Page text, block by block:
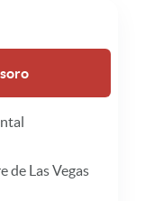
de Las Vegas